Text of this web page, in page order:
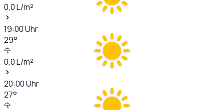
0,0L/m²
19:00Uhr
29°
0,0L/m²
20:00Uhr
27°